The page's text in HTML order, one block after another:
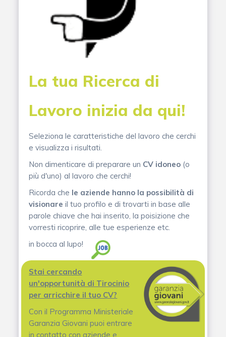
La tua Ricerca di
Lavoro inizia da qui!
Seleziona le caratteristiche del lavoro che cerchi
e visualizza i risultati.
Non dimenticare di preparare un CV idoneo (o
più d'uno) al lavoro che cerchi!
Ricorda che le aziende hanno la possibilità di
visionare il tuo profilo e di trovarti in base alle
parole chiave che hai inserito, la poisizione che
vorresti ricoprire, alle tue esperienze etc.
in bocca al lupo!
Stai cercando
un'opportunità di Tirocinio
per arricchire il tuo CV?
Con il Programma Ministeriale
Garanzia Giovani puoi entrare
in contatto con aziende e